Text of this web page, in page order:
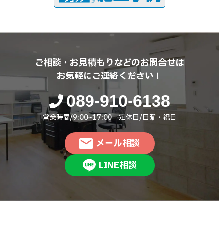
ご相談・お見積もりなどのお問合せは
お気軽にご連絡ください！
089-910-6138
営業時間/9:00~17:00 定休日/日曜・祝日
メール相談
LINE相談